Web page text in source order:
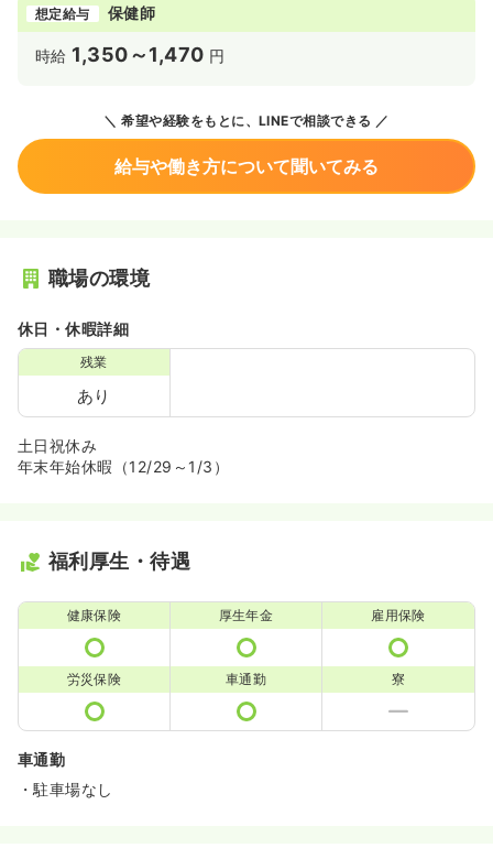
想定給与 保健師
時給 1,350～1,470 円
希望や経験をもとに、LINEで相談できる
給与や働き方について聞いてみる
職場の環境
休日・休暇詳細
残業
あり
土日祝休み
年末年始休暇（12/29～1/3）
福利厚生・待遇
健康保険 厚生年金 雇用保険
労災保険 車通勤 寮
車通勤
・駐車場なし